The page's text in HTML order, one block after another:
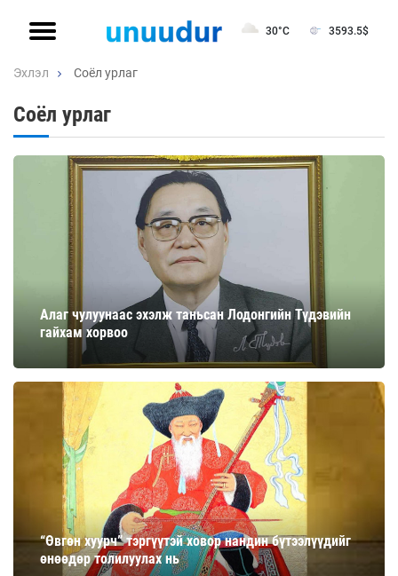
30°C 3593.5$
Эхлэл Соёл урлаг
Соёл урлаг
Алаг чулуунаас эхэлж таньсан Лодонгийн Түдэвийн
гайхам хорвоо
“Өвгөн хуурч” тэргүүтэй ховор нандин бүтээлүүдийг
өнөөдөр толилуулах нь